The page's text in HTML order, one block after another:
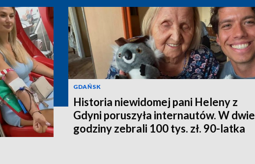
GDAŃSK
Historia niewidomej pani Heleny z
Gdyni poruszyła internautów. W dwie
godziny zebrali 100 tys. zł. 90-latka